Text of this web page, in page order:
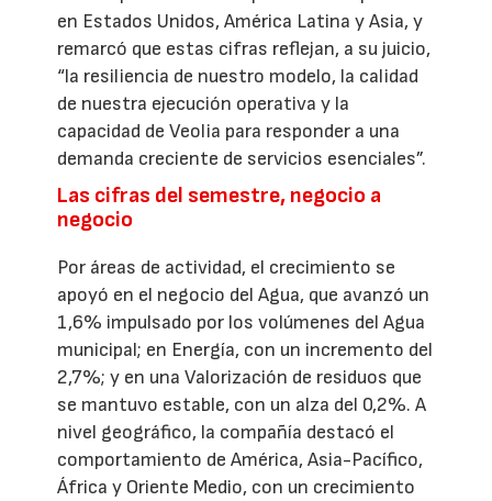
en Estados Unidos, América Latina y Asia, y
remarcó que estas cifras reflejan, a su juicio,
“la resiliencia de nuestro modelo, la calidad
de nuestra ejecución operativa y la
capacidad de Veolia para responder a una
demanda creciente de servicios esenciales”.
Las cifras del semestre, negocio a
negocio
Por áreas de actividad, el crecimiento se
apoyó en el negocio del Agua, que avanzó un
1,6% impulsado por los volúmenes del Agua
municipal; en Energía, con un incremento del
2,7%; y en una Valorización de residuos que
se mantuvo estable, con un alza del 0,2%. A
nivel geográfico, la compañía destacó el
comportamiento de América, Asia-Pacífico,
África y Oriente Medio, con un crecimiento